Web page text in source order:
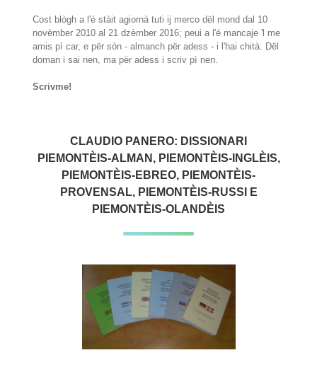
Cost blògh a l'é stàit agiornà tuti ij merco dël mond dal 10
novèmber 2010 al 21 dzèmber 2016; peui a l'é mancaje 'l me
amis pì car, e për sòn - almanch për adess - i l'hai chità. Dël
doman i sai nen, ma për adess i scriv pì nen.
Scrivme!
CLAUDIO PANERO: DISSIONARI
PIEMONTÈIS-ALMAN, PIEMONTÈIS-INGLÈIS,
PIEMONTÈIS-EBREO, PIEMONTÈIS-
PROVENSAL, PIEMONTÈIS-RUSSI E
PIEMONTÈIS-OLANDÈIS